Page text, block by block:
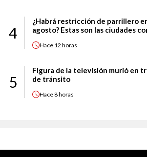
4
¿Habrá restricción de parrillero
agosto? Estas son las ciudades
Hace 12 horas
5
Figura de la televisión murió en
de tránsito
Hace8 horas